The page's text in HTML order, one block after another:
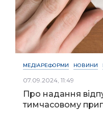
МЕДІАРЕФОРМИ НОВИНИ
07.09.2024, 11:49
Про надання
тимчасовому